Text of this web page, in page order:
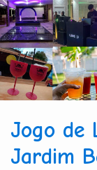
Jogo de
Jardim